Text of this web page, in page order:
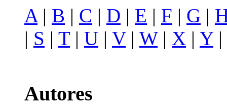
A | B | C | D | E | F | G |
| S | T| U | V| W| X | Y|
Autores